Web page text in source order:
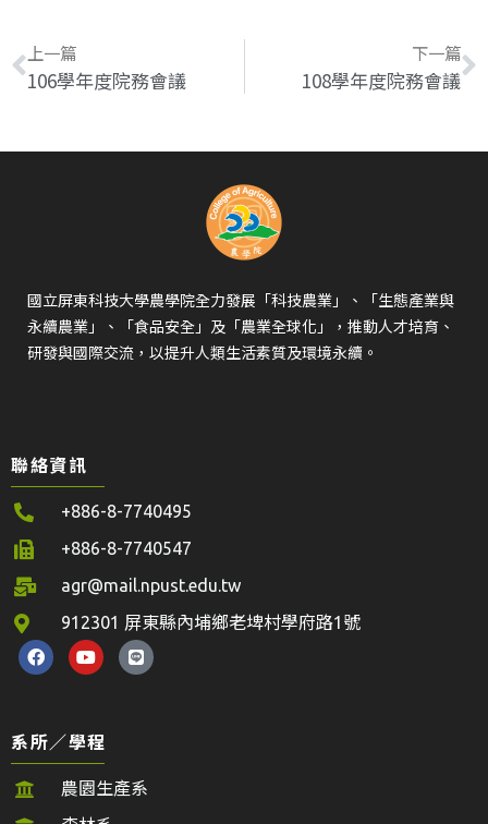
上一篇
106學年度院務會議
下一篇
108學年度院務會議
國立屏東科技大學農學院全力發展「科技農業」、「生態產業與
永續農業」、「食品安全」及「農業全球化」，推動人才培育、
研發與國際交流，以提升人類生活素質及環境永續。
聯絡資訊
+886-8-7740495
+886-8-7740547
agr@mail.npust.edu.tw
912301 屏東縣內埔鄉老埤村學府路1號
系所／學程
農園生產系